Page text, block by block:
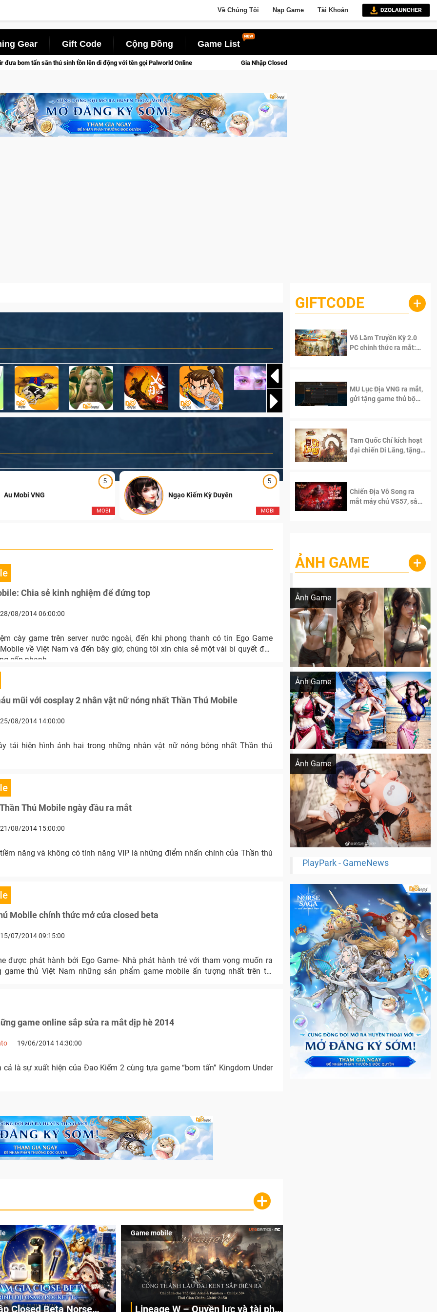
Về Chúng Tôi Nạp Game Tài Khoản
Gear Gift Code Cộng Đồng Game List
lên di động với tên gọi Palworld Online Gia Nhập Closed Beta Norse Saga: Cửu Giới Thức Tỉnh, Săn DJI Osmo Pocket 3 Ngay Hôm Nay
5
MOBI
Au Mobi VNG
5
MOBI
Ngạo Kiếm Kỳ Duyên Ngạo Thiên Mobile
Chia sẻ kinh nghiệm để đứng top
28/08/2014 06:00:00
cày game trên server nước ngoài, đến khi phong thanh có tin Ego Game
về Việt Nam và đến bây giờ, chúng tôi xin chia sẻ một vài bí quyết đúc
cấp nhanh.
mũi với cosplay 2 nhân vật nữ nóng nhất Thần Thú Mobile
25/08/2014 14:00:00
tái hiện hình ảnh hai trong những nhân vật nữ nóng bỏng nhất Thần thú
Thú Mobile ngày đầu ra mắt
21/08/2014 15:00:00
năng và không có tính năng VIP là những điểm nhấn chính của Thần thú
Mobile chính thức mở cửa closed beta
15/07/2014 09:15:00
được phát hành bởi Ego Game- Nhà phát hành trẻ với tham vọng muốn ra
game thủ Việt Nam những sản phẩm game mobile ấn tượng nhất trên thị
game online sắp sửa ra mắt dịp hè 2014
19/06/2014 14:30:00
là sự xuất hiện của Đao Kiếm 2 cùng tựa game “bom tấn” Kingdom Under
+
Closed Beta Norse
Game mobile
Lineage W – Quyền lực và tài phú
GIFTCODE +
Võ Lâm Truyền Kỳ 2.0
PC chính thức ra mắt:
MU Lục Địa VNG ra mắt,
gửi tặng game thủ bộ
Tam Quốc Chí kích hoạt
đại chiến Di Lăng, tặng
Chiến Địa Vô Song ra
mắt máy chủ VS57, sân
ẢNH GAME +
Ảnh Game
Lala Croft vừa nóng vừa xinh dưới nét vẽ
Ảnh Game
Khi AI Cosplay gái đẹp One Piece
Ảnh Game
Cosplay Xiangling siêu cute
PlayPark - GameNews